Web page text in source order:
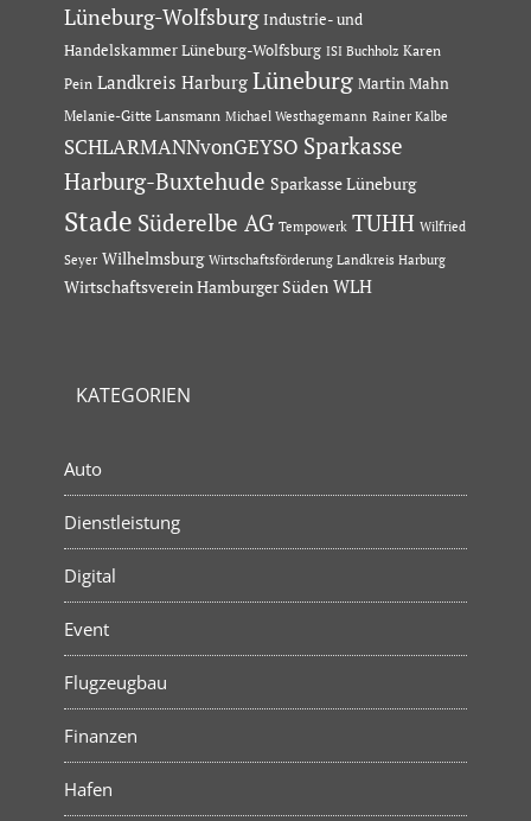
Lüneburg-Wolfsburg Industrie- und
Handelskammer Lüneburg-Wolfsburg ISI Buchholz Karen
Pein Landkreis Harburg Lüneburg Martin Mahn
Melanie-Gitte Lansmann Michael Westhagemann Rainer Kalbe
SCHLARMANNvonGEYSO Sparkasse
Harburg-Buxtehude Sparkasse Lüneburg
Stade Süderelbe AG Tempowerk TUHH Wilfried
Seyer Wilhelmsburg Wirtschaftsförderung Landkreis Harburg
Wirtschaftsverein Hamburger Süden WLH
KATEGORIEN
Auto
Dienstleistung
Digital
Event
Flugzeugbau
Finanzen
Hafen